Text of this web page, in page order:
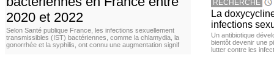
2020 et 2022
Selon Santé publique France, les infections sexuellement
transmissibles (IST) bactériennes, comme la chlamydia, la
gonorrhée et la syphilis, ont connu une augmentation signif
RECHERCHE
La
infections
Un antibiotique
bientôt devenir une
lutter contre les